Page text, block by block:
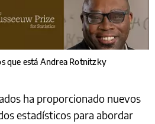
que está Andrea Rotnitzky
ha proporcionado nuevos
estadísticos para abordar